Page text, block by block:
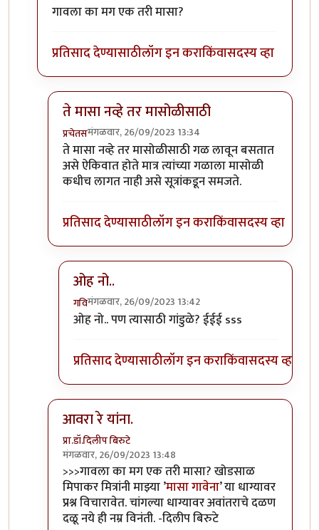
गावला का मग एक तरी मासा?
प्रतिसाद देण्यासाठीलॉग इन कराकिंवासदस्य व्हा
ते मासा नव्हे तर मासोळीसाठी
प्रचेतसमंगळवार, 26/09/2023 13:34
In reply toटपोरे गांडुळ आहेत, ही गांडुळंbyगवि
ते मासा नव्हे तर मासोळीसाठी गळ लावून बसतात
असे ऐकिवात होते मात्र त्यांच्या गळाला मासोळी
कधीच लागत नाही असे सूत्रांकडून समजते.
प्रतिसाद देण्यासाठीलॉग इन कराकिंवासदस्य व्हा
ओह नो..
गविमंगळवार, 26/09/2023 13:42
In reply toते मासा नव्हे तर मासोळीसाठी
ओह नो.. पण त्यासाठी गांडुळे? ईईई sss
प्रतिसाद देण्यासाठीलॉग इन कराकिंवासदस्य व्हा
आवरा रे यांना.
प्रा.डॉ.दिलीप बिरुटे
मंगळवार, 26/09/2023 13:48
In reply toटपोरे गांडुळ आहेत, ही गांडुळंby
>>>गावला का मग एक तरी मासा? खोडसाळ
मिपाकर मित्रांनी माझ्या ’मासा गावेना’ या धाग्यावर
प्रश्न विचारावेत. चांगल्या धाग्यावर अवांतराचे दळण
दळू नये ही नम्र विनंती. -दिलीप बिरुटे